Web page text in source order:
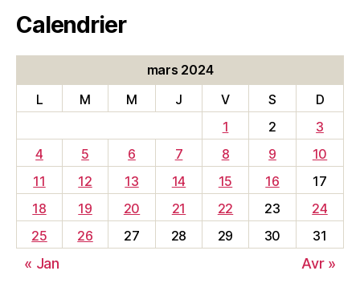
Calendrier
mars 2024
L
M M J V S
D
1
2
3
4
5 6 7 8 9
10
11
12 13 14 15 16
17
18
19 20 21 22 23
24
25
26 27 28 29 30 31
« Jan Avr »